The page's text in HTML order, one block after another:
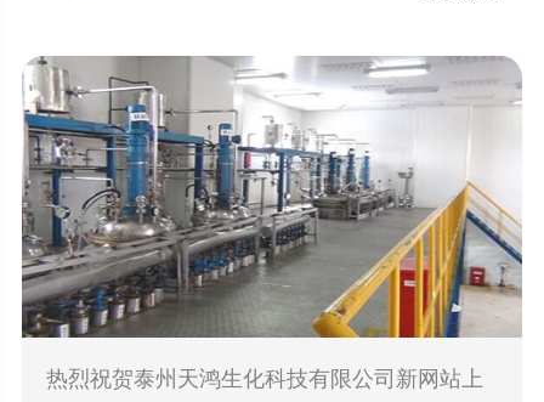
热烈祝贺泰州天鸿生化科技有限公司新网站上